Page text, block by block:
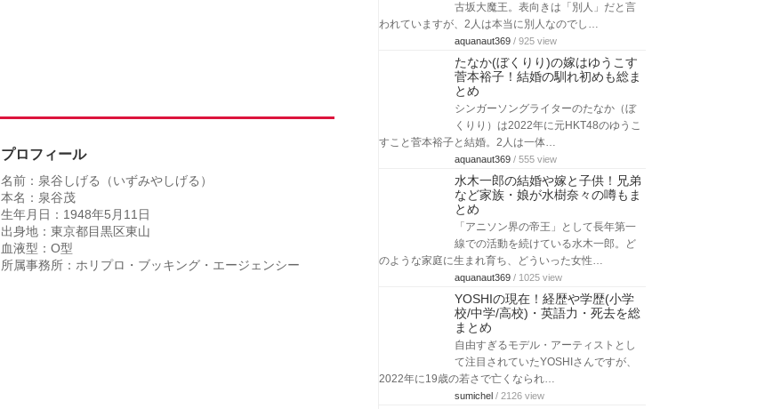
プロフィール
名前：泉谷しげる（いずみやしげる）
本名：泉谷茂
生年月日：1948年5月11日
出身地：東京都目黒区東山
血液型：O型
所属事務所：ホリプロ・ブッキング・エージェンシー
古坂大魔王。表向きは「別人」だと言
われていますが、2人は本当に別人なのでし…
aquanaut369 / 925 view
たなか(ぼくりり)の嫁はゆうこす
菅本裕子！結婚の馴れ初めも総ま
とめ
シンガーソングライターのたなか（ぼ
くりり）は2022年に元HKT48のゆうこ
すこと菅本裕子と結婚。2人は一体…
aquanaut369 / 555 view
水木一郎の結婚や嫁と子供！兄弟
など家族・娘が水樹奈々の噂もま
とめ
「アニソン界の帝王」として長年第一
線での活動を続けている水木一郎。ど
のような家庭に生まれ育ち、どういった女性…
aquanaut369 / 1025 view
YOSHIの現在！経歴や学歴(小学
校/中学/高校)・英語力・死去を総
まとめ
自由すぎるモデル・アーティストとし
て注目されていたYOSHIさんですが、
2022年に19歳の若さで亡くなられ…
sumichel / 2126 view